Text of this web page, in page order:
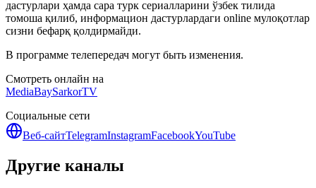
дастурлари ҳамда сара турк сериалларини ўзбек тилида
томоша қилиб, информацион дастурлардаги online мулоқотлар
сизни бефарқ қолдирмайди.
В программе телепередач могут быть изменения.
Смотреть онлайн на
MediaBaySarkorTV
Социальные сети
Веб-сайтTelegramInstagramFacebookYouTube
Другие каналы